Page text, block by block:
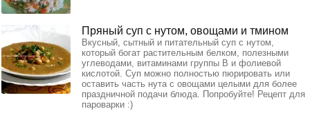
Пряный суп с нутом, овощами и тмином
Вкусный, сытный и питательный суп с нутом,
который богат растительным белком, полезными
углеводами, витаминами группы В и фолиевой
кислотой. Суп можно полностью пюрировать или
оставить часть нута с овощами целыми для более
праздничной подачи блюда. Попробуйте! Рецепт для
пароварки :)